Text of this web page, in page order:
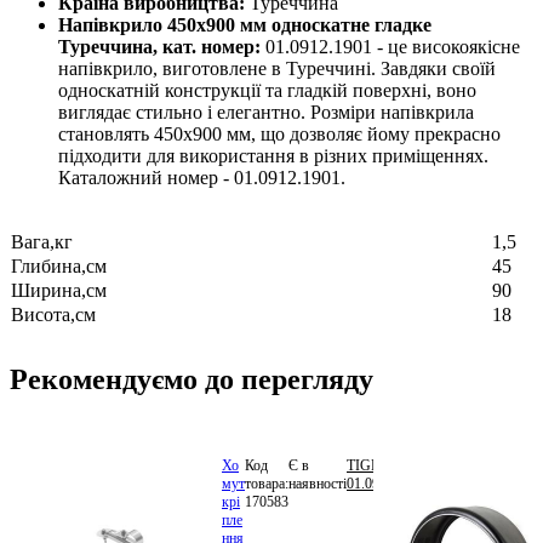
Напівкрило 450х900 мм односкатне гладке
Туреччина, кат. номер: 01.0912.1901 - це високоякісне
напівкрило, виготовлене в Туреччині. Завдяки своїй
односкатній конструкції та гладкій поверхні, воно
виглядає стильно і елегантно. Розміри напівкрила
становлять 450х900 мм, що дозволяє йому прекрасно
підходити для використання в різних приміщеннях.
Каталожний номер - 01.0912.1901.
Вага,кг
1,5
Глибина,см
45
Ширина,см
90
Висота,см
18
Рекомендуємо до перегляду
Хо
мут
крі
пле
ння
Код
товара:
170583
Є в
наявності
TIGEAR
01.0912.1651
В
кошик